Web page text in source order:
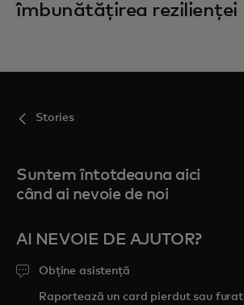
îmbunătățirea rezilienței
Stories
Suntem întotdeauna aici
când ai nevoie de noi
AI NEVOIE DE AJUTOR?
Obține asistență
Raportează un card pierdut sau furat